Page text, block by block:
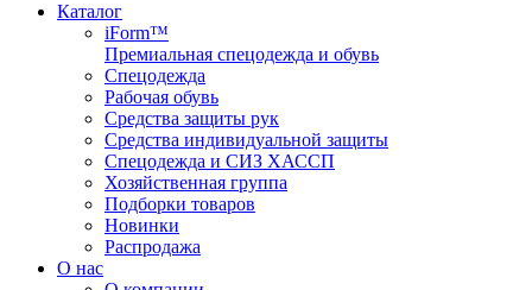
Каталог
iForm™
Премиальная спецодежда и обувь
Спецодежда
Рабочая обувь
Средства защиты рук
Средства индивидуальной защиты
Спецодежда и СИЗ ХАССП
Хозяйственная группа
Подборки товаров
Новинки
Распродажа
О нас